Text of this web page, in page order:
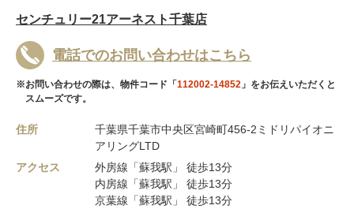
センチュリー21アーネスト千葉店
電話でのお問い合わせはこちら
※お問い合わせの際は、物件コード「112002-14852 」をお伝えいただくと
スムーズです。
住所
千葉県千葉市中央区宮崎町456-2ミドリパイオニ
アリングLTD
アクセス
外房線「蘇我駅」 徒歩13分
内房線「蘇我駅」 徒歩13分
京葉線「蘇我駅」 徒歩13分